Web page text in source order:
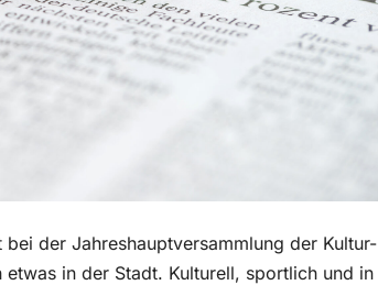
der Jahreshauptversammlung der Kultur-
in der Stadt. Kulturell, sportlich und in